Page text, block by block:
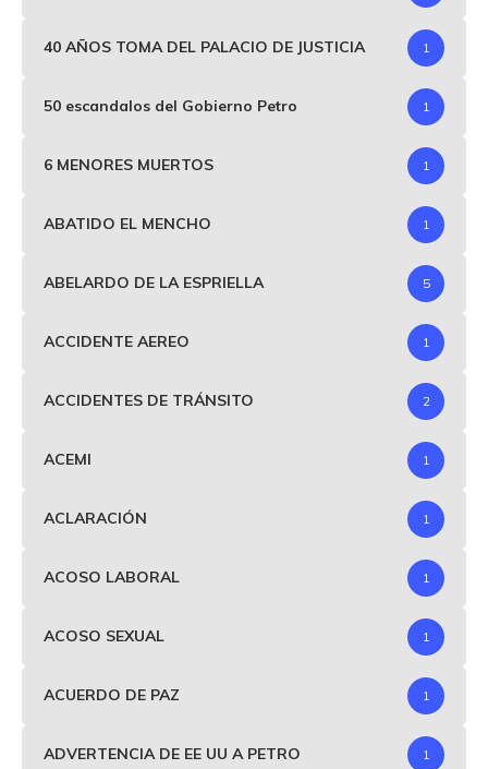
40 AÑOS TOMA DEL PALACIO DE JUSTICIA 1
50 escandalos del Gobierno Petro 1
6 MENORES MUERTOS 1
ABATIDO EL MENCHO 1
ABELARDO DE LA ESPRIELLA 5
ACCIDENTE AEREO 1
ACCIDENTES DE TRÁNSITO 2
ACEMI 1
ACLARACIÓN 1
ACOSO LABORAL 1
ACOSO SEXUAL 1
ACUERDO DE PAZ 1
ADVERTENCIA DE EE UU A PETRO 1